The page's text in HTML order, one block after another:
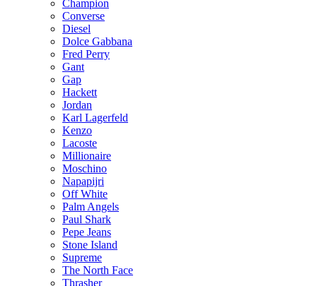
Champion
Converse
Diesel
Dolce Gabbana
Fred Perry
Gant
Gap
Hackett
Jordan
Karl Lagerfeld
Kenzo
Lacoste
Millionaire
Moschino
Napapijri
Off White
Palm Angels
Paul Shark
Pepe Jeans
Stone Island
Supreme
The North Face
Thrasher